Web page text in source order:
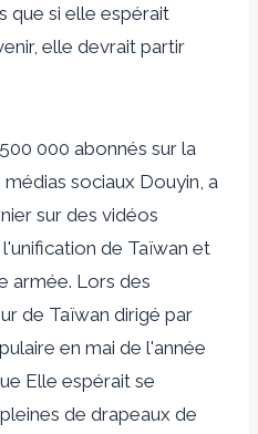
que si elle espérait
elle devrait partir
000 abonnés sur la
sociaux Douyin, a
sur des vidéos
de Taïwan et
armée. Lors des
de Taïwan dirigé par
en mai de l'année
Elle espérait se
de drapeaux de